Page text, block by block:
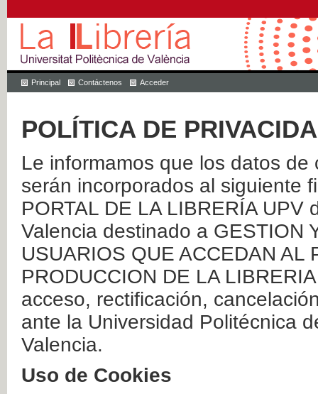
Principal Contáctenos Acceder
POLÍTICA DE
Le informamos que los datos
serán incorporados al siguiente
PORTAL DE LA LIBRERÍA
Valencia destinado a GESTION
USUARIOS QUE ACCEDAN AL
PRODUCCION DE LA
acceso, rectificación,
ante la Universidad Politécnica
Valencia.
Uso de Cookies